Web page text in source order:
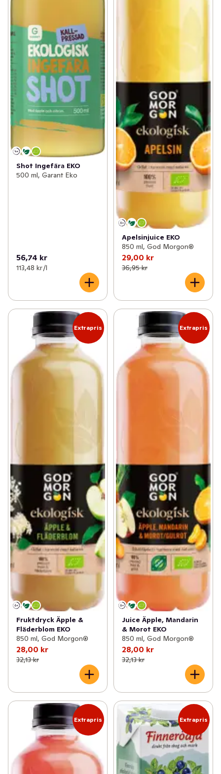
Shot Ingefära EKO
500 ml, Garant Eko
56,74 kr
113,48 kr /l
Apelsinjuice EKO
850 ml, God Morgon®
29,00 kr
36,95 kr
Extrapris
Fruktdryck Äpple &
Fläderblom EKO
850 ml, God Morgon®
28,00 kr
32,13 kr
Extrapris
Juice Äpple, Mandarin
& Morot EKO
850 ml, God Morgon®
28,00 kr
32,13 kr
Extrapris Extrapris